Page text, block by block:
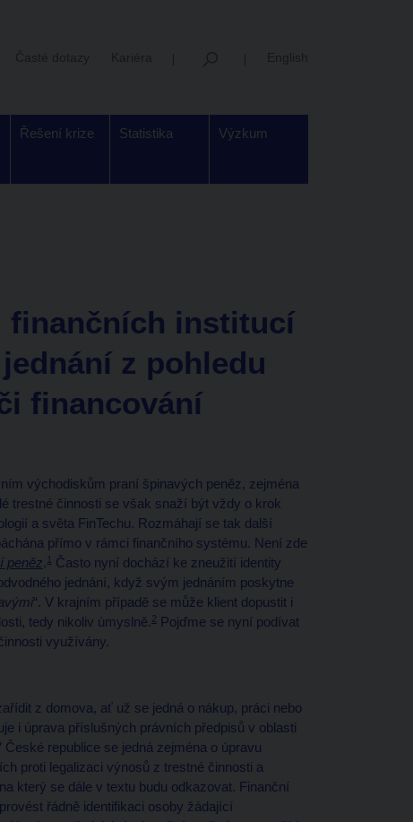
Řešení krize Statistika Výzkum
finančních institucí
z pohledu
financování
východiskům praní špinavých peněz, zejména
trestné činnosti se však snaží být vždy o krok
a světa FinTechu. Rozmáhají se tak další
přímo v rámci finančního systému. Není zde
peněz. 1Často nyní dochází ke zneužití identity
jednání, když svým jednáním poskytne
“. V krajním případě se může klient dopustit i
tedy nikoliv úmyslně.2Pojďme se nyní podívat
využívány.
z domova, ať už se jedná o nákup, práci nebo
i úprava příslušných právních předpisů v oblasti
republice se jedná zejména o úpravu
proti legalizaci výnosů z trestné činnosti a
který se dále v textu budu odkazovat. Finanční
řádně identifikaci osoby žádající